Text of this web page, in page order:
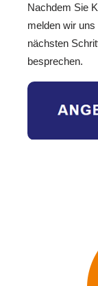
Nachdem Sie
melden wir uns
nächsten
besprechen.